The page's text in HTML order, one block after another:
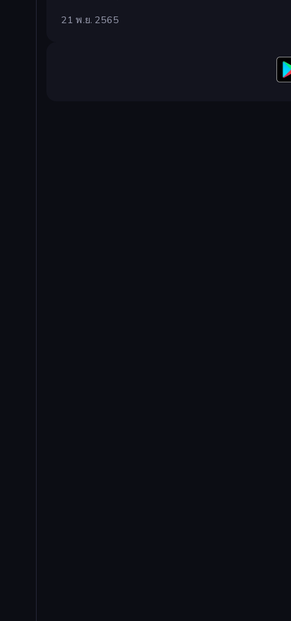
21 พ.ย. 2565